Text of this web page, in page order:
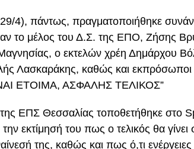
4), πάντως, πραγματοποιήθηκε
το μέλος του Δ.Σ. της ΕΠΟ, Ζήσης
ο εκτελών χρέη Δημάρχου
Λασκαράκης, καθώς και
ΕΤΟΙΜΑ, ΑΣΦΑΛΗΣ ΤΕΛΙΚΟΣ”
ΕΠΣ Θεσσαλίας τοποθετήθηκε στο
την εκτίμησή του πως ο τελικός θα
της, καθώς και πως ό,τι